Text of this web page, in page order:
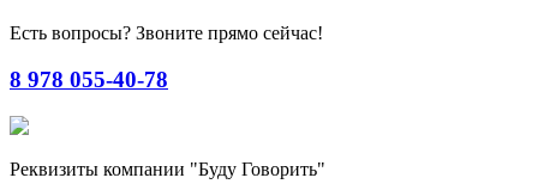
Есть вопросы? Звоните прямо сейчас!
8 978 055-40-78
Реквизиты компании "Буду Говорить"